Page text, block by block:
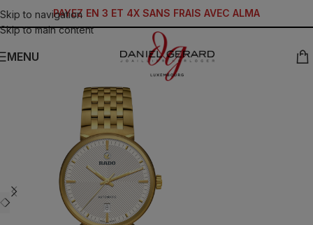
Skip to navigation
Skip to main content
PAYEZ EN 3 ET 4X SANS FRAIS AVEC ALMA
MENU